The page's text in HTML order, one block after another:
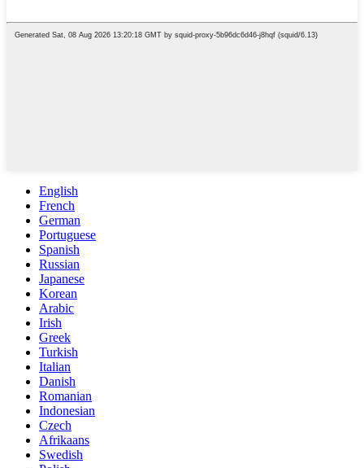
English
French
German
Portuguese
Spanish
Russian
Japanese
Korean
Arabic
Irish
Greek
Turkish
Italian
Danish
Romanian
Indonesian
Czech
Afrikaans
Swedish